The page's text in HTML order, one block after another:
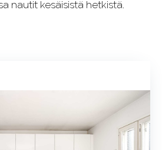
nautit kesäisistä hetkistä.